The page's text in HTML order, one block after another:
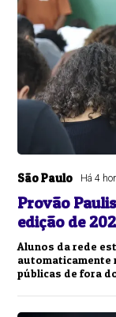
São Paulo Há 4
Provão
edição de
Alunos da rede
automaticamente
públicas de fora